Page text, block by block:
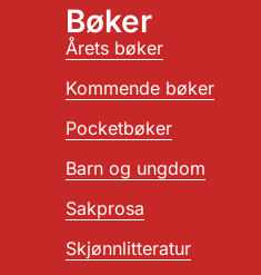
Bøker
Årets bøker
Kommende bøker
Pocketbøker
Barn og ungdom
Sakprosa
Skjønnlitteratur